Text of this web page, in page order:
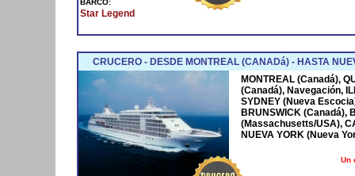
BARCO:
Star Legend
CRUCERO - DESDE MONTREAL (CANADá) - HASTA
MONTREAL (Canadá),
(Canadá), Navegación,
SYDNEY (Nueva
BRUNSWICK (Canadá),
(Massachusetts/USA),
NUEVA YORK (Nueva
Un